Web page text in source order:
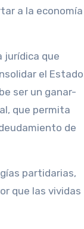
a la economía
jurídica que
el Estado
ser un ganar-
que permita
de
partidarias,
que las vividas